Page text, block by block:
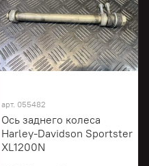
арт. 055482
Ось заднего колеса
Harley-Davidson Sportster
XL1200N